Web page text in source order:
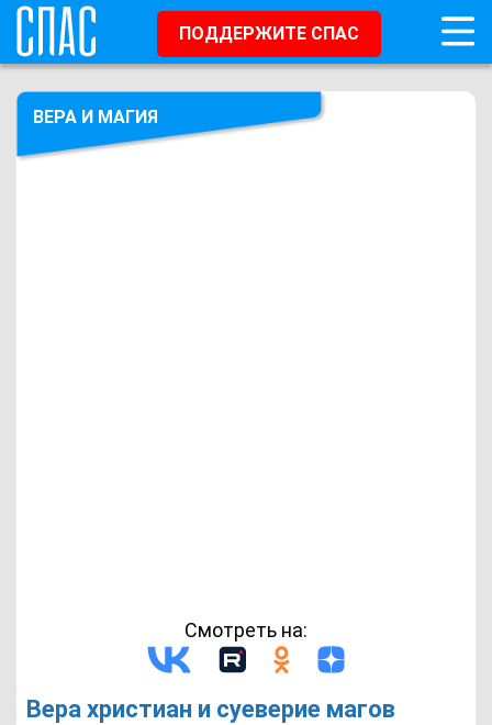
ПОДДЕРЖИТЕ СПАС
ВЕРА И МАГИЯ
Смотреть на:
Вера христиан и суеверие магов